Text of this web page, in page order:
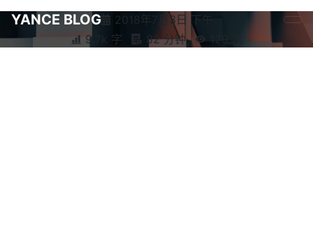
YANCE BLOG
2018年7月3日 下午
9.7k 字
82 分钟 129